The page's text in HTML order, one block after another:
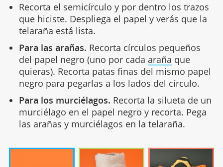
Recorta el semicírculo y por dentro los trazos
que hiciste. Despliega el papel y verás que la
telaraña está lista.
Para las arañas. Recorta círculos pequeños
del papel negro (uno por cada araña que
quieras). Recorta patas finas del mismo papel
negro para pegarlas a los lados del círculo.
Para los murciélagos. Recorta la silueta de un
murciélago en el papel negro y recorta. Pega
las arañas y murciélagos en la telaraña.